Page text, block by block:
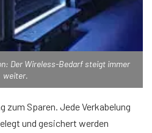
Der Wireless-Bedarf steigt immer
weiter.
zum Sparen. Jede Verkabelung
und gesichert werden